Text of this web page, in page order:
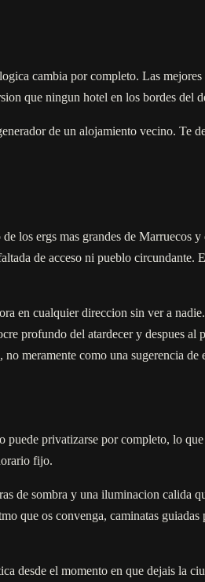
cambia por completo. Las
que ningun hotel en los bordes del
de un alojamiento vecino. Te
los ergs mas grandes de Marruecos
de acceso ni pueblo circundante.
en cualquier direccion sin ver a
profundo del atardecer y despues al
meramente como una sugerencia de
privatizarse por completo, lo
fijo.
de sombra y una iluminacion calida
que os convenga, caminatas guiadas
desde el momento en que dejais la